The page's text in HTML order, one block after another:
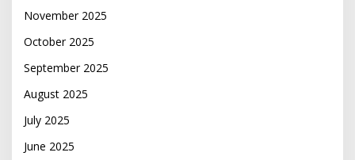
November 2025
October 2025
September 2025
August 2025
July 2025
June 2025